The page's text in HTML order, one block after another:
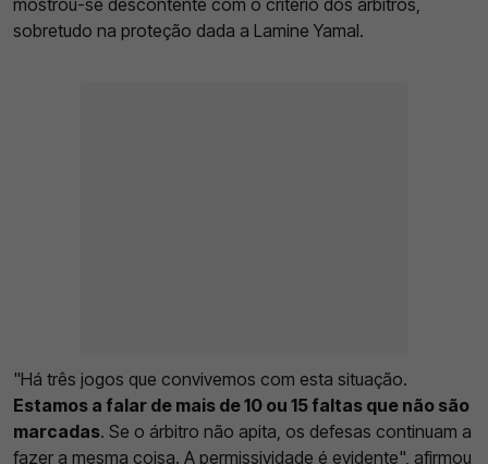
sobretudo na proteção dada a Lamine Yamal.
"Há três jogos que convivemos com esta situação.
Estamos a falar de mais de 10 ou 15 faltas que não são
marcadas. Se o árbitro não apita, os defesas continuam a
fazer a mesma coisa. A permissividade é evidente", afirmou